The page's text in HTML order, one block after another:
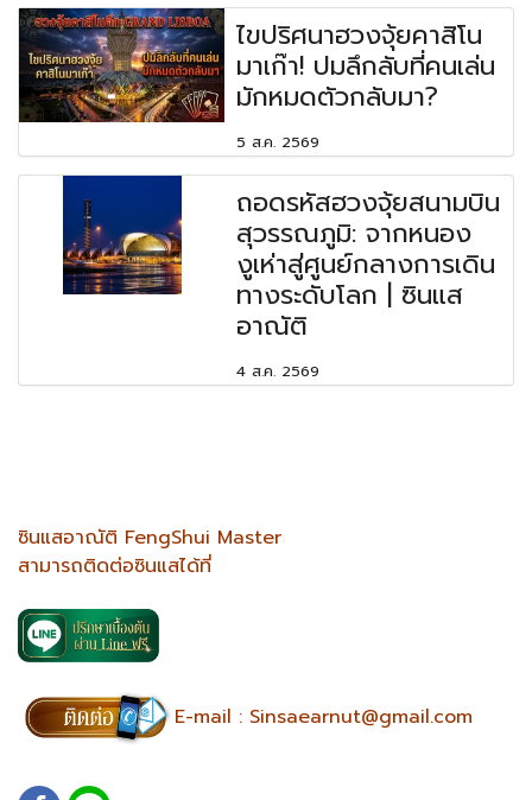
ไขปริศนาฮวงจุ้ยคาสิโน
มาเก๊า! ปมลึกลับที่คนเล่น
มักหมดตัวกลับมา?
5 ส.ค. 2569
ถอดรหัสฮวงจุ้ยสนามบิน
สุวรรณภูมิ: จากหนอง
งูเห่าสู่ศูนย์กลางการเดิน
ทางระดับโลก | ซินแส
อาณัติ
4 ส.ค. 2569
ซินแสอาณัติ FengShui Master
สามารถติดต่อซินแสได้ที่
E-mail : Sinsaearnut@gmail.com